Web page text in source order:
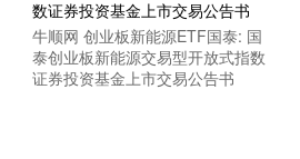
牛顺网 创业板新能源ETF国泰: 国
泰创业板新能源交易型开放式指数
证券投资基金上市交易公告书